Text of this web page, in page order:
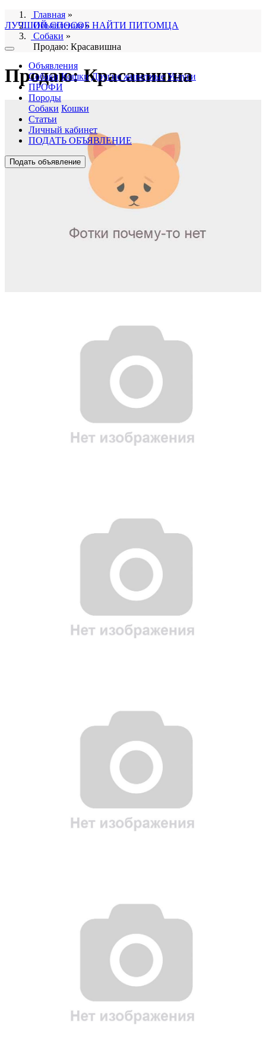
ЛУЧШИЙ СПОСОБ НАЙТИ ПИТОМЦА
Объявления
Собаки Кошки Другие животные Услуги
ПРОФИ
Породы
Собаки Кошки
Статьи
Личный кабинет
ПОДАТЬ ОБЪЯВЛЕНИЕ
Подать объявление
Главная »
Объявления»
Собаки »
Продаю: Красавишна
Продаю: Красавишна